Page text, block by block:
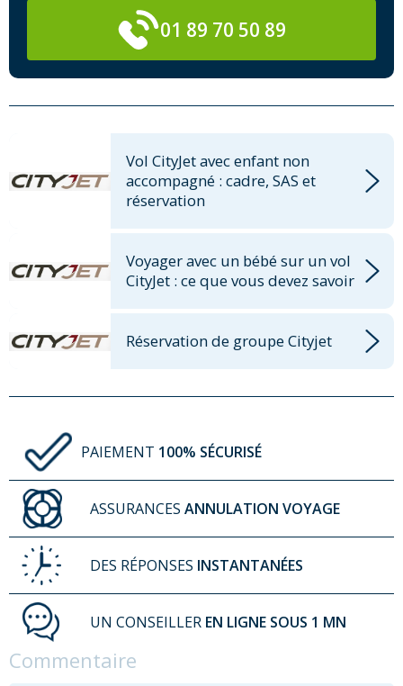
01 89 70 50 89
Vol CityJet avec enfant non
accompagné : cadre, SAS et
réservation
Voyager avec un bébé sur un vol
CityJet : ce que vous devez savoir
Réservation de groupe Cityjet
PAIEMENT 100% SÉCURISÉ
ASSURANCES ANNULATION VOYAGE
DES RÉPONSES INSTANTANÉES
UN CONSEILLER EN LIGNE SOUS 1 MN
Commentaire